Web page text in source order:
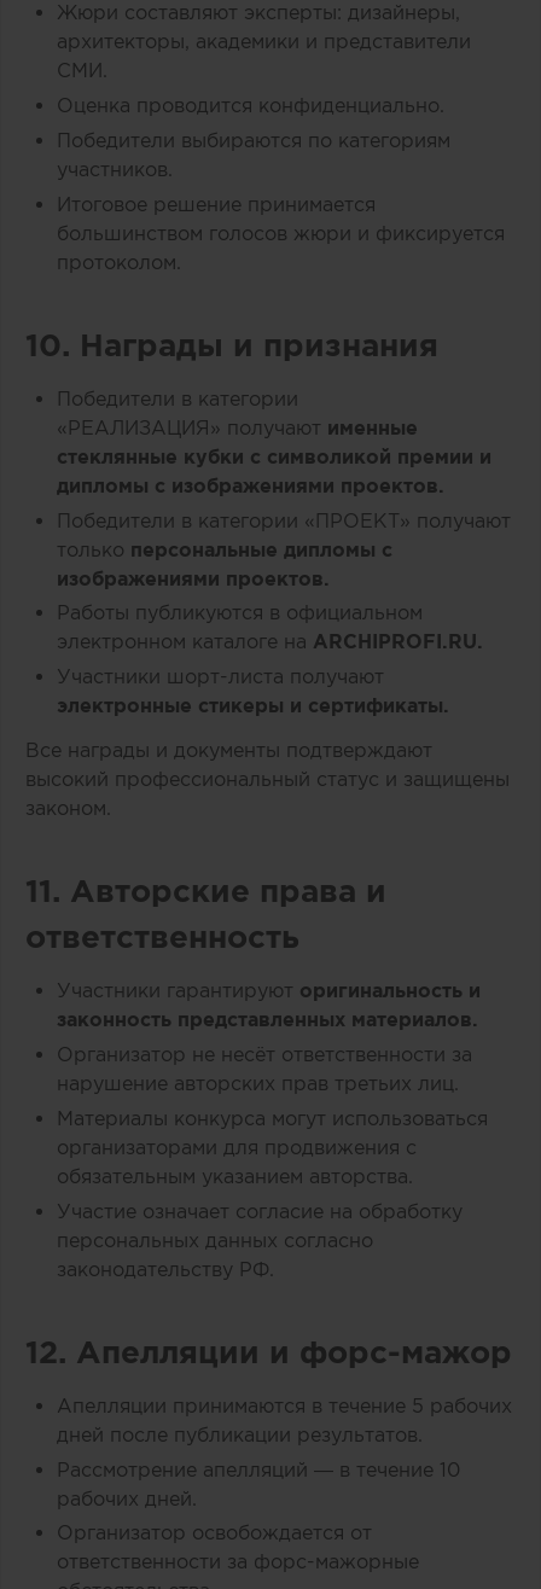
Жюри составляют эксперты: дизайнеры,
архитекторы, академики и представители
СМИ.
Оценка проводится конфиденциально.
Победители выбираются по категориям
участников.
Итоговое решение принимается
большинством голосов жюри и фиксируется
протоколом.
10. Награды и признания
Победители в категории
«РЕАЛИЗАЦИЯ» получают именные
стеклянные кубки с символикой премии и
дипломы с изображениями проектов.
Победители в категории «ПРОЕКТ» получают
только персональные дипломы с
изображениями проектов.
Работы публикуются в официальном
электронном каталоге на ARCHIPROFI.RU.
Участники шорт-листа получают
электронные стикеры и сертификаты.
Все награды и документы подтверждают
высокий профессиональный статус и защищены
законом.
11. Авторские права и
ответственность
Участники гарантируют оригинальность и
законность представленных материалов.
Организатор не несёт ответственности за
нарушение авторских прав третьих лиц.
Материалы конкурса могут использоваться
организаторами для продвижения с
обязательным указанием авторства.
Участие означает согласие на обработку
персональных данных согласно
законодательству РФ.
12. Апелляции и форс-мажор
Апелляции принимаются в течение 5 рабочих
дней после публикации результатов.
Рассмотрение апелляций — в течение 10
рабочих дней.
Организатор освобождается от
ответственности за форс-мажорные